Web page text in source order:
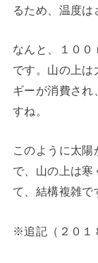
るため、温度は
なんと、１０
です。山の上は
ギーが消費され
すね。
このように太
で、山の上は寒
て、結構複雑で
※追記（２０１